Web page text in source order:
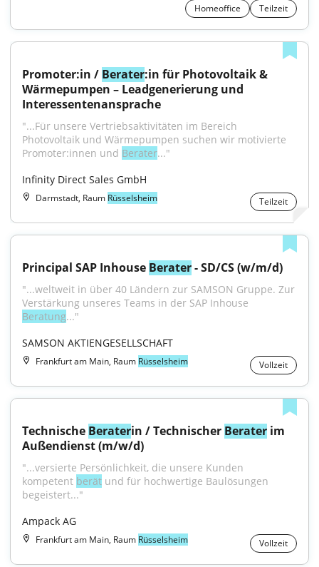
Homeoffice
Teilzeit
Promoter:in / Berater:in für Photovoltaik &
Wärmepumpen – Leadgenerierung und
Interessentenansprache
"...Für unsere Vertriebsaktivitäten im Bereich
Photovoltaik und Wärmepumpen suchen wir motivierte
Promoter:innen und Berater..."
Infinity Direct Sales GmbH
Darmstadt, Raum Rüsselsheim Teilzeit
Principal SAP Inhouse Berater - SD/CS (w/m/d)
"...weltweit in über 40 Ländern zur SAMSON Gruppe. Zur
Beratung..."
SAMSON AKTIENGESELLSCHAFT
Frankfurt am Main, Raum Rüsselsheim Vollzeit
Technische Beraterin / Technischer Berater im
Außendienst (m/w/d)
"...versierte Persönlichkeit, die unsere Kunden
kompetent berät und für hochwertige Baulösungen
begeistert..."
Ampack AG
Frankfurt am Main, Raum Rüsselsheim Vollzeit